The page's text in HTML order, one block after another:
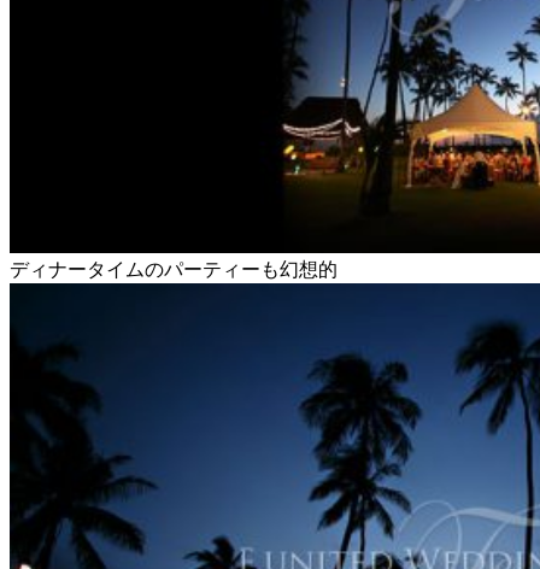
ディナータイムのパーティーも幻想的